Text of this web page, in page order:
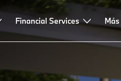
Financial Services